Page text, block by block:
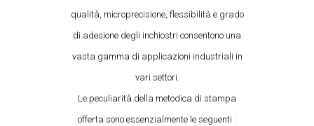
qualità, microprecisione, flessibilità e grado
di adesione degli inchiostri consentono una
vasta gamma di applicazioni industriali in
vari settori.
Le peculiarità della metodica di stampa
offerta sono essenzialmente le seguenti :